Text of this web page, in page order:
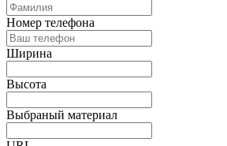
Номер телефона
Ширина
Высота
Выбраный материал